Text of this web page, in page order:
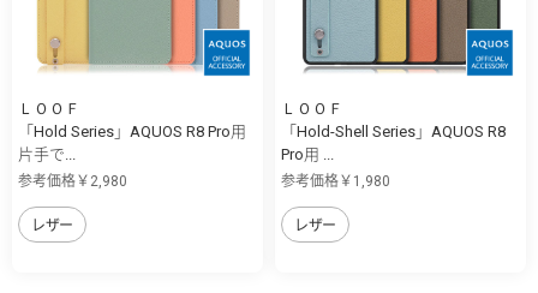
ＬＯＯＦ
「Hold Series」AQUOS R8 Pro用
片手で...
参考価格￥2,980
レザー
ＬＯＯＦ
「Hold-Shell Series」AQUOS R8
Pro用 ...
参考価格￥1,980
レザー